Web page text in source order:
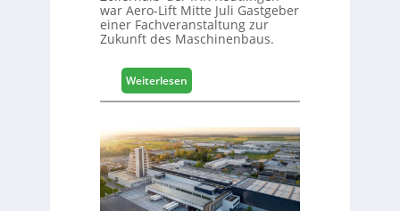
t
e
r
Z
u
u
n
f
t
war Aero-Lift Mitte Juli Gastgeber
einer Fachveranstaltung zur
Zukunft des Maschinenbaus.
Weiterlesen:
M
s
c
h
i
n